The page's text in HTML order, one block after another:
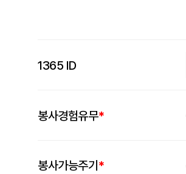
1365 ID
봉사경험유무*
봉사가능주기 *